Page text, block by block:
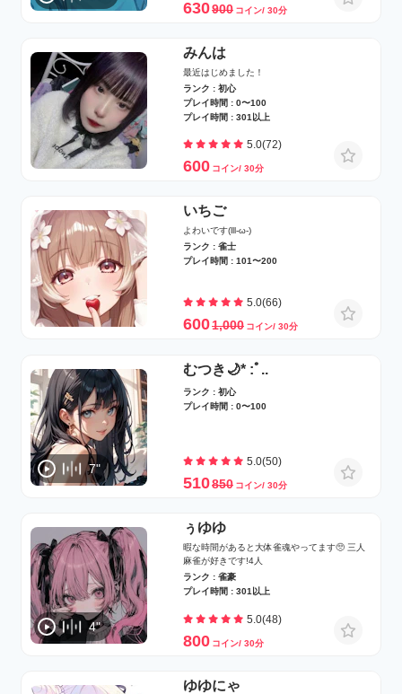
630900 コイン/ 30分
みんは
最近はじめました！
ランク : 初心
プレイ時間 : 0〜100
プレイ時間 : 301以上
5.0(72)
600 コイン/ 30分
︎いちご
よわいです(lll-ω-)
ランク : 雀士
プレイ時間 : 101〜200
5.0(66)
6001,000 コイン/ 30分
7"
むつき🌙* :ﾟ..
ランク : 初心
プレイ時間 : 0〜100
5.0(50)
510850 コイン/ 30分
4"
ぅゆゆ
暇な時間があると大体雀魂やってます🥺 三人
麻雀が好きです!4人
ランク : 雀豪
プレイ時間 : 301以上
5.0(48)
800 コイン/ 30分
ゆゆにゃ